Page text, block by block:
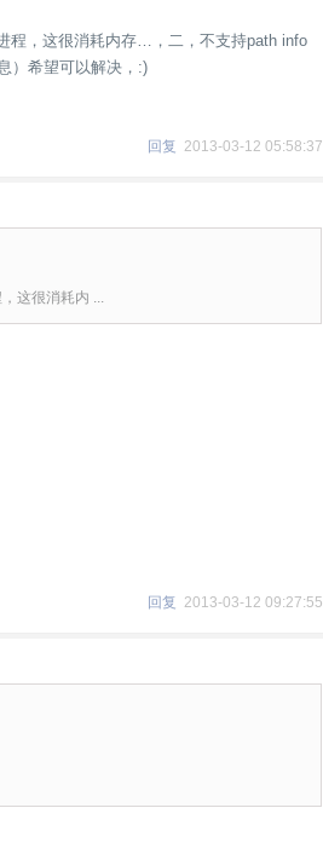
程，这很消耗内存…，二，不支持path info
）希望可以解决，:)
回复 2013-03-12 05:58:37
这很消耗内 ...
回复 2013-03-12 09:27:55